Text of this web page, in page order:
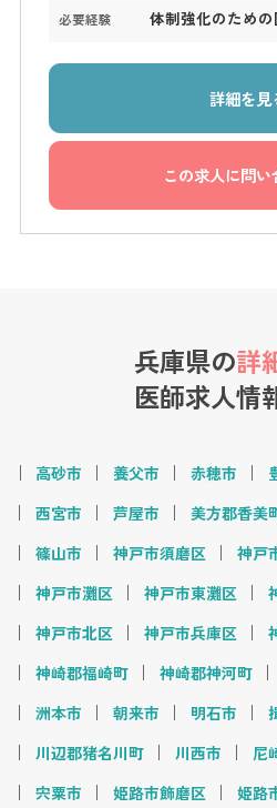
必要経験 体制強化のため
詳細を見
この求人に問い
兵庫県の詳
医師求人情
高砂市 養父市 赤穂市
西宮市
芦屋市 美方郡香美
篠山市
神戸市須磨区 神戸
神戸市灘区
神戸市東灘区
神戸市北区
神戸市兵庫区
神崎郡福崎町
神崎郡神河町
洲本市
朝来市 明石市
川辺郡猪名川町
川西市 尼
宍粟市
姫路市飾磨区 姫路